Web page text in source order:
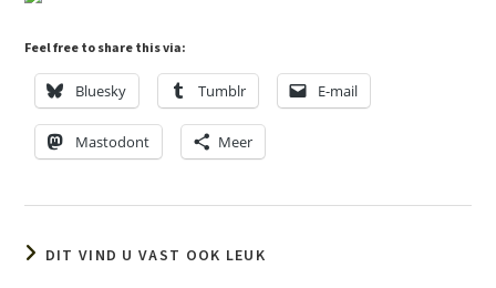
Feel free to share this via:
Bluesky Tumblr E-mail
Mastodont Meer
DIT VIND U VAST OOK LEUK